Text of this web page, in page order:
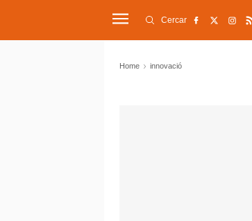
Cercar
Home innovació